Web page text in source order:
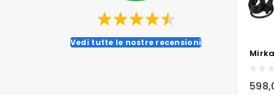
Vedi tutte le nostre recensioni
local_grocery_store